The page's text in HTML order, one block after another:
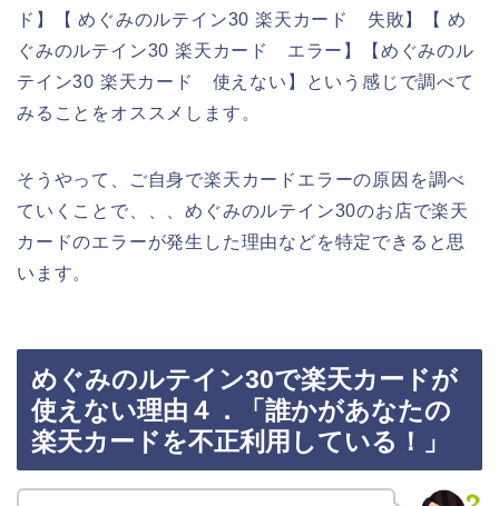
ド】【 めぐみのルテイン30 楽天カード 失敗】【 め
ぐみのルテイン30 楽天カード エラー】【めぐみのル
テイン30 楽天カード 使えない】という感じで調べて
みることをオススメします。
そうやって、ご自身で楽天カードエラーの原因を調べ
ていくことで、、、めぐみのルテイン30のお店で楽天
カードのエラーが発生した理由などを特定できると思
います。
めぐみのルテイン30で楽天カードが
使えない理由４．「誰かがあなたの
楽天カードを不正利用している！」